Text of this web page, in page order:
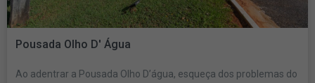
Pousada Olho D' Água
Ao adentrar a Pousada Olho D’água, esqueça dos problemas do